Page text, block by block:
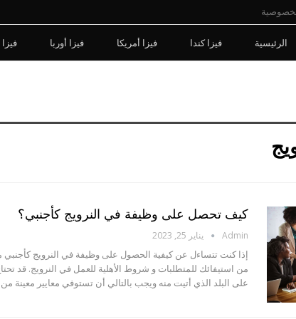
الرئيسية فيزا كندا فيزا أمريكا فيزا أوربا فيزا
كيف تحصل على وظيفة في النرويج كأجنبي؟
Admin يناير 25, 2023
إذا كنت تتساءل عن كيفية الحصول على وظيفة في النرويج كأجنبي
من استيفائك للمتطلبات و شروط الأهلية للعمل في النرويج. قد
على البلد الذي أتيت منه ويجب بالتالي أن تستوفي معايير معينة